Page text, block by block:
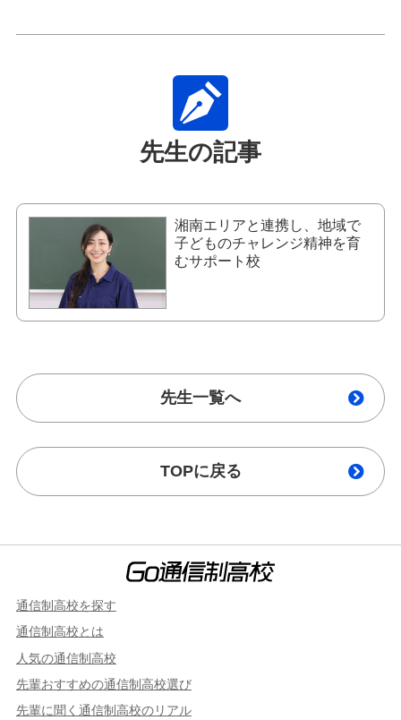
先生の記事
湘南エリアと連携し、地域で
子どものチャレンジ精神を育
むサポート校
先生一覧へ
TOPに戻る
通信制高校を探す
通信制高校とは
人気の通信制高校
先輩おすすめの通信制高校選び
先輩に聞く通信制高校のリアル